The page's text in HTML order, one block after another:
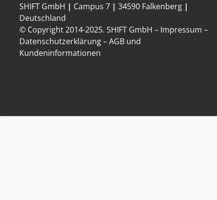
SHIFT GmbH | Campus 7 | 34590 Falkenberg |
Deutschland
© Copyright 2014-2025. SHIFT GmbH – Impressum –
Datenschutzerklärung–AGB und
Kundeninformationen